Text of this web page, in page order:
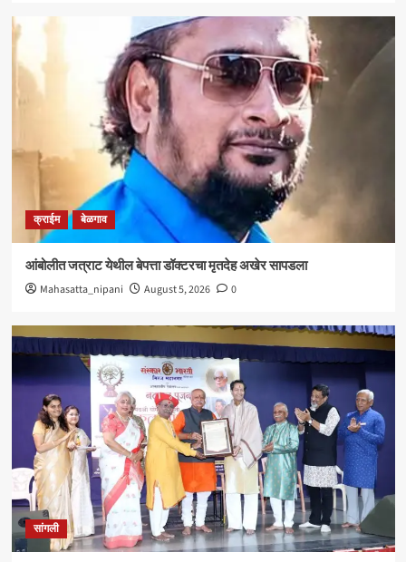
4
सांगली
मिरजेतील आयडियल स्मार्ट स्कूलमध्ये दहावीच्या विद्यार्थी
मंत्रिमंडळाचा पदग्रहण सोहळा
क्राईम बेळगाव
आंबोलीत जत्राट येथील बेपत्ता डॉक्टरचा मृतदेह अखेर सापडला
Mahasatta_nipani August 5, 2026 0
सांगली